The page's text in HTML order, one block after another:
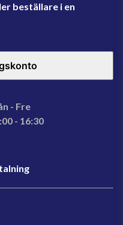
beställare i en
- Fre
- 16:30